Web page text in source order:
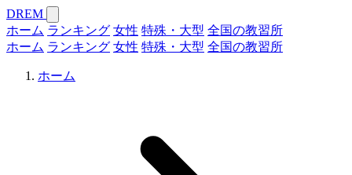
DREM
ホーム ランキング 女性 特殊・大型 全国の教習所
ホーム ランキング 女性 特殊・大型 全国の教習所
ホーム